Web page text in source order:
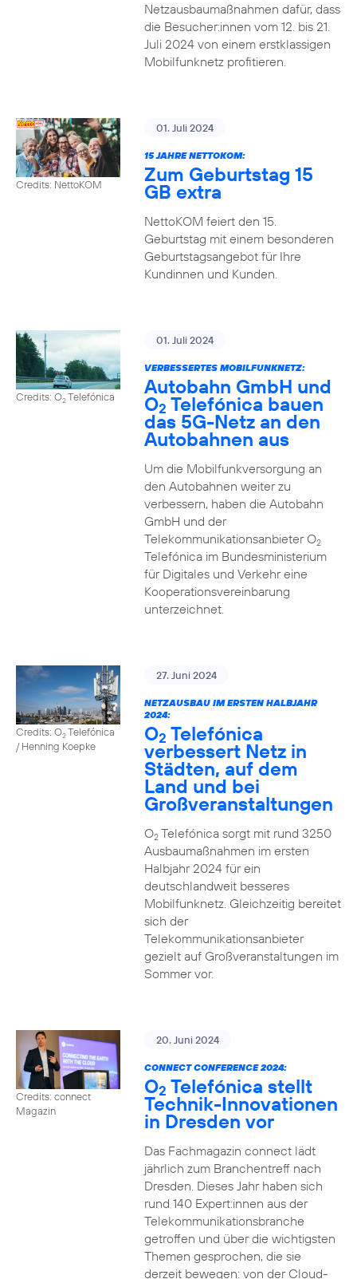
Netzausbaumaßnahmen dafür, dass
die Besucher:innen vom 12. bis 21.
Juli 2024 von einem erstklassigen
Mobilfunknetz profitieren.
Credits: NettoKOM
01. Juli 2024
15 JAHRE NETTOKOM:
Zum Geburtstag 15
GB extra
NettoKOM feiert den 15.
Geburtstag mit einem besonderen
Geburtstagsangebot für Ihre
Kundinnen und Kunden.
Credits: O2Telefónica
01. Juli 2024
VERBESSERTES MOBILFUNKNETZ:
Autobahn GmbH und
O2 Telefónica bauen
das 5G-Netz an den
Autobahnen aus
Um die Mobilfunkversorgung an
den Autobahnen weiter zu
verbessern, haben die Autobahn
GmbH und der
Telekommunikationsanbieter O2
Telefónica im Bundesministerium
für Digitales und Verkehr eine
Kooperationsvereinbarung
unterzeichnet.
Credits: O2Telefónica
/ Henning Koepke
27. Juni 2024
NETZAUSBAU IM ERSTEN HALBJAHR
2024:
O2 Telefónica
verbessert Netz in
Städten, auf dem
Land und bei
Großveranstaltungen
O2Telefónica sorgt mit rund 3250
Ausbaumaßnahmen im ersten
Halbjahr 2024 für ein
deutschlandweit besseres
Mobilfunknetz. Gleichzeitig bereitet
sich der
Telekommunikationsanbieter
gezielt auf Großveranstaltungen im
Sommer vor.
Credits: connect
Magazin
20. Juni 2024
CONNECT CONFERENCE 2024:
O2 Telefónica stellt
Technik-Innovationen
in Dresden vor
Das Fachmagazin connect lädt
jährlich zum Branchentreff nach
Dresden. Dieses Jahr haben sich
rund 140 Expert:innen aus der
Telekommunikationsbranche
getroffen und über die wichtigsten
Themen gesprochen, die sie
derzeit bewegen: von der Cloud-